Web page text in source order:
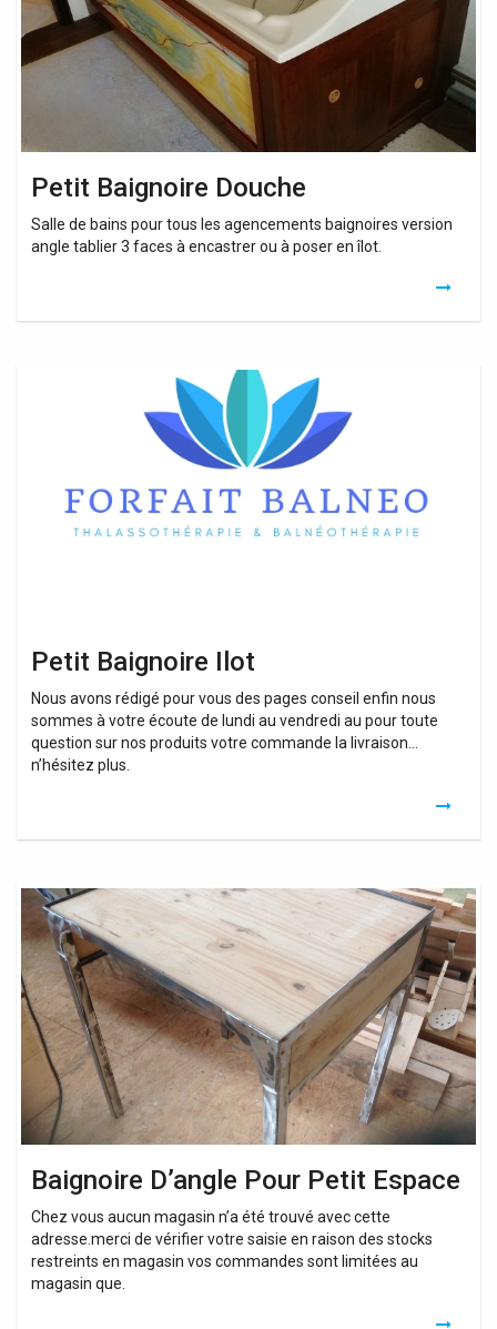
Petit Baignoire Douche
Salle de bains pour tous les agencements baignoires version
angle tablier 3 faces à encastrer ou à poser en îlot.
Petit Baignoire Ilot
Nous avons rédigé pour vous des pages conseil enfin nous
sommes à votre écoute de lundi au vendredi au pour toute
question sur nos produits votre commande la livraison…
n’hésitez plus.
Baignoire D’angle Pour Petit Espace
Chez vous aucun magasin n’a été trouvé avec cette
adresse.merci de vérifier votre saisie en raison des stocks
restreints en magasin vos commandes sont limitées au
magasin que.
Baignoire
D’angle
Pour
Petit
Espace